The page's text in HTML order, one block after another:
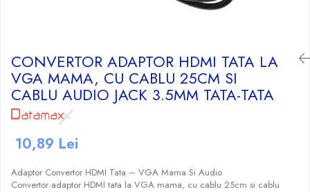
Suruburi, dibluri si accesorii uz general
Iluminat
Becuri
Becuri LED
Corpuri Iluminat interior
Lanterne
Proiectoare LED
Ingrijire Tesaturi
Fiare Calcat
Statii Calcat
Preparare Cafea
Cafea si Ceai
Cafetiere
Espressoare
Copex PVC fara fir
Jgheab Metalic
Prelungitoare
Intrerupatoare Automate
Eaton
Enext
electrice
Lampi UV pentru manichiura
Pompe San
Tuns si ras
Aparate de ras electrice
Aparate de tuns
Aparate de tuns barba
Cabluri de Date si accesorii
Cutii Distributie
Rack-uri, Cabinete Metalice si
Routere, Switch-uri, ONT-uri si
Splittere TV, Ditribuitoare si
Radio, CD, DVD player auto
Boxe auto
Reportofoane
CONVERTOR ADAPTOR HDMI TATA LA
VGA MAMA, CU CABLU 25CM SI
CABLU AUDIO JACK 3.5MM TATA-TATA
10,89 Lei
Adaptor Convertor HDMI Tata – VGA Mama Si Audio
Convertor adaptor HDMI tata la VGA mama, cu cablu 25cm si cablu